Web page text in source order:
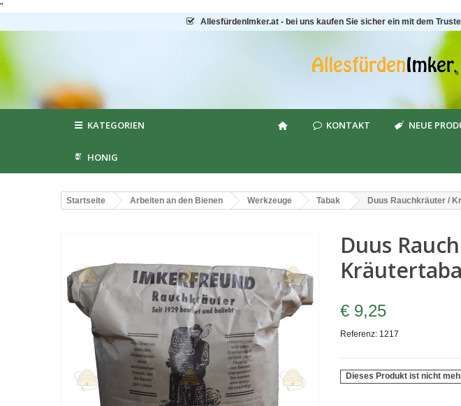
"
AllesfürdenImker.at - bei uns kaufen Sie sicher ein mit dem
KATEGORIEN KONTAKT NEUE
HONIG
Startseite Arbeiten an den Bienen Werkzeuge Tabak Duus Rauchkräuter /
Duus
€ 9,25
Referenz: 1217
Dieses Produkt ist nicht